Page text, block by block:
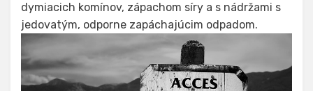
dymiacich komínov, zápachom síry a s nádržami s
jedovatým, odporne zapáchajúcim odpadom.